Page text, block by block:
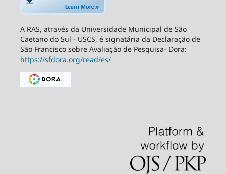
A RAS, através da Universidade Municipal de São
Caetano do Sul - USCS, é signatária da Declaração de
São Francisco sobre Avaliação de Pesquisa- Dora:
https://sfdora.org/read/es/